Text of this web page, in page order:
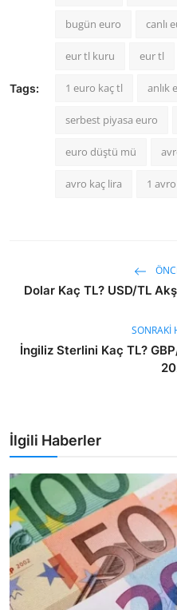
Tags:
bugün euro canlı
eur tl kuru eur tl
1 euro kaç tl anlık
serbest piyasa euro
euro düştü mü
avro kaç lira 1
Dolar Kaç TL? USD/TL
SONRAKI
İngiliz Sterlini Kaç TL?
İlgili Haberler